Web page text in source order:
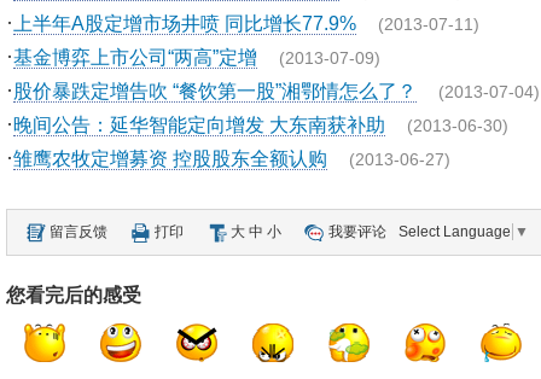
· 上半年A股定增市场井喷 同比增长77.9% (2013-07-11)
·基金博弈上市公司“两高”定增 (2013-07-09)
· 股价暴跌定增告吹 “餐饮第一股”湘鄂情怎么了？ (2013-07-04)
·晚间公告：延华智能定向增发 大东南获补助 (2013-06-30)
·雏鹰农牧定增募资 控股股东全额认购 (2013-06-27)
留言反馈 打印 大 中 小 我要评论 Select Language ▼
您看完后的感受